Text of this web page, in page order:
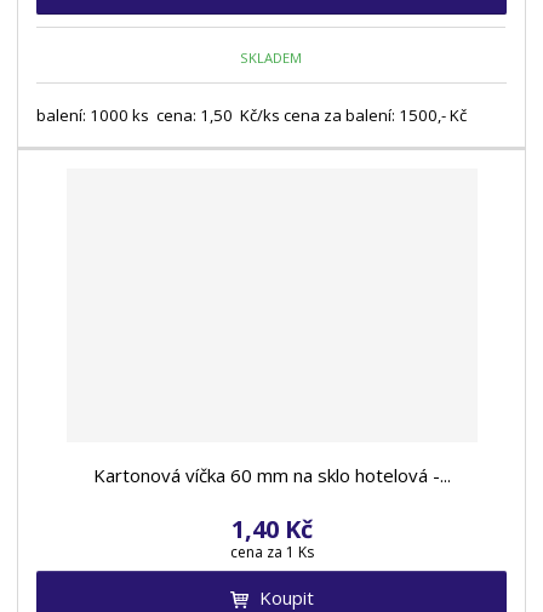
SKLADEM
balení: 1000 ks cena: 1,50 Kč/ks cena za balení: 1500,- Kč
Kartonová víčka 60 mm na sklo hotelová -...
1,40 Kč
cena za 1 Ks
Koupit